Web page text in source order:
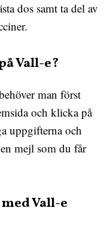
dos samt ta del av
Vall-e?
man först
och klicka på
uppgifterna och
mejl som du får
Vall-e